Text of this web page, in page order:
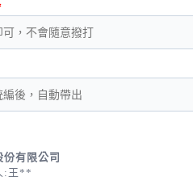
份有限公司
:王**